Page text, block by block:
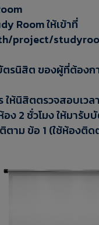
Room ให้เข้าที่
project/
ตรนิสิต ของผู้ที่ต้องก
ให้นิสิตตรวจสอบเว
ง 2 ชั่วโมง ให้มารับ
าม ข้อ 1 (ใช้ห้องติด